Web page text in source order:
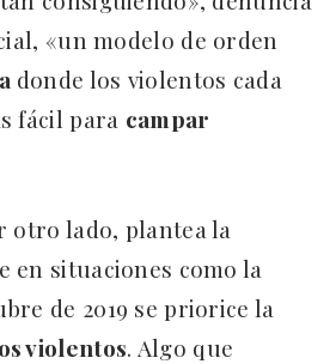
«un modelo de orden
donde los violentos cada
fácil para campar
otro lado, plantea la
en situaciones como la
de 2019 se priorice la
violentos. Algo que